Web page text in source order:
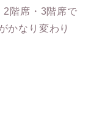
2階席・3階席で
かなり変わり